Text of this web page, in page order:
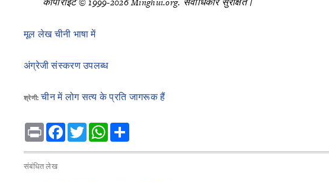
मूल लेख चीनी भाषा में
अंग्रेजी संस्करण उपलब्ध
श्रेणी:चीन में लोग सत्य के प्रति जागरूक हैं
Print Facebook
TwitterWhatsApp
संबंधित लेख